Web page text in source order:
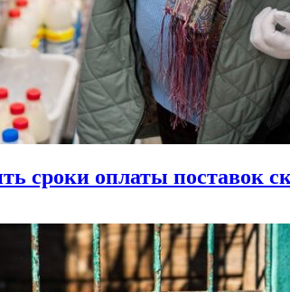
сроки оплаты поставок